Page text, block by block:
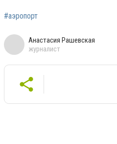
#аэропорт
Анастасия Рашевская
журналист